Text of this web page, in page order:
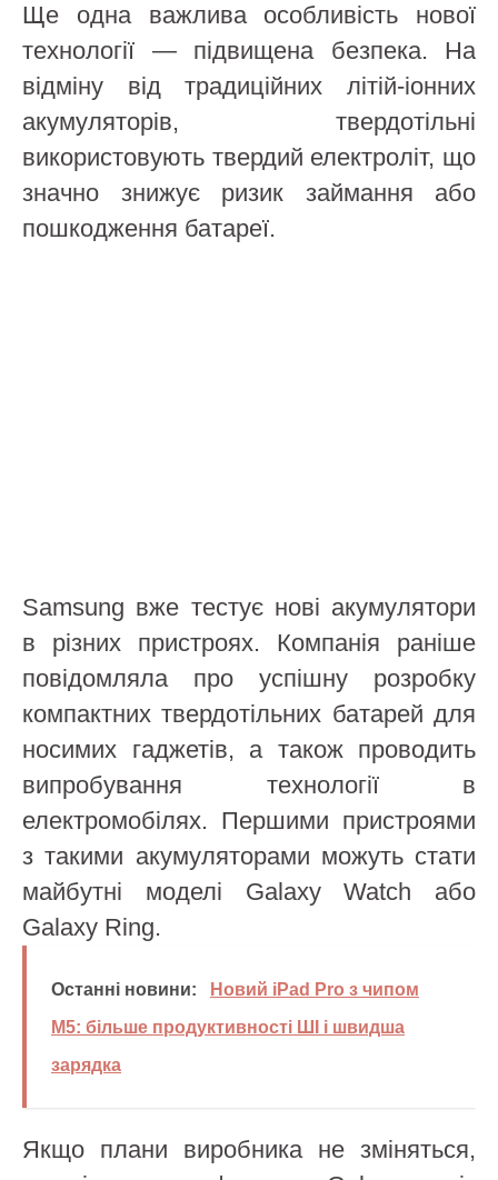
Ще одна важлива особливість нової
технології — підвищена безпека. На
відміну від традиційних літій-іонних
акумуляторів, твердотільні
використовують твердий електроліт, що
значно знижує ризик займання або
пошкодження батареї.
Samsung вже тестує нові акумулятори
в різних пристроях. Компанія раніше
повідомляла про успішну розробку
компактних твердотільних батарей для
носимих гаджетів, а також проводить
випробування технології в
електромобілях. Першими пристроями
з такими акумуляторами можуть стати
майбутні моделі Galaxy Watch або
Galaxy Ring.
Останні новини:
Новий iPad Pro з чипом
M5: більше продуктивності ШІ і швидша
зарядка
Якщо плани виробника не зміняться,